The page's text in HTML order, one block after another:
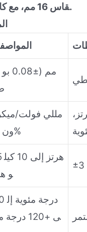
قاس 16 مم، مع كابل بطول 8 أمتار.
ون ±5%
و
-30
ى +120